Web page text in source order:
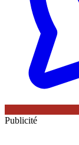
Publicité